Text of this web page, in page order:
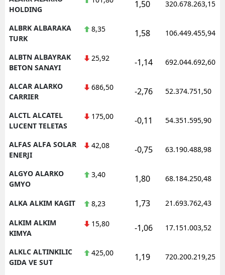
HOLDING
1,50 320.678.263,15
ALBRK ALBARAKA
TURK
8,35 1,58 106.449.455,94
ALBTN ALBAYRAK
BETON SANAYI
25,92 -1,14 692.044.692,60
ALCAR ALARKO
CARRIER
686,50 -2,76 52.374.751,50
ALCTL ALCATEL
LUCENT TELETAS
175,00 -0,11 54.351.595,90
ALFAS ALFA SOLAR
ENERJI
42,08 -0,75 63.190.488,98
ALGYO ALARKO
GMYO
3,40 1,80 68.184.250,48
ALKA ALKIM KAGIT 8,23 1,73 21.693.762,43
ALKIM ALKIM
KIMYA
15,80 -1,06 17.151.003,52
ALKLC ALTINKILIC
GIDA VE SUT
425,00 1,19 720.200.219,25